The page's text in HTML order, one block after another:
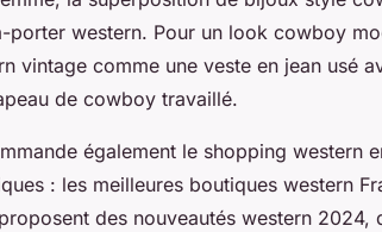
porter western. Pour un look cowboy
vintage comme une veste en jean usé
de cowboy travaillé.
également le shopping western
: les meilleures boutiques western
des nouveautés western 2024,